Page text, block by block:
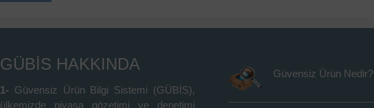
GÜBİS HAKKINDA
1- Güvensiz Ürün Bilgi Sistemi (GÜBİS),
ülkemizde piyasa gözetimi ve denetimi
Güvensiz Ürün Nedir?